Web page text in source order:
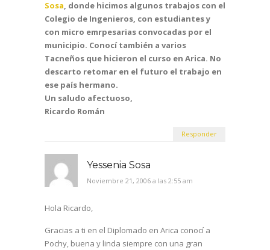
Sosa, donde hicimos algunos trabajos con el
Colegio de Ingenieros, con estudiantes y
con micro emrpesarias convocadas por el
municipio. Conocí también a varios
Tacneños que hicieron el curso en Arica. No
descarto retomar en el futuro el trabajo en
ese país hermano.
Un saludo afectuoso,
Ricardo Román
Responder
Yessenia Sosa
Noviembre 21, 2006 a las 2:55 am
Hola Ricardo,
Gracias a ti en el Diplomado en Arica conocí a
Pochy, buena y linda siempre con una gran